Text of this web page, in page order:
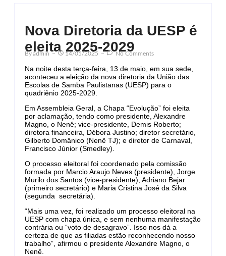
Nova Diretoria da UESP é
eleita 2025-2029
ByAdmin 14/05/2025 No Comments
Na noite desta terça-feira, 13 de maio, em sua sede,
aconteceu a eleição da nova diretoria da União das
Escolas de Samba Paulistanas (UESP) para o
quadriênio 2025-2029.
Em Assembleia Geral, a Chapa “Evolução” foi eleita
por aclamação, tendo como presidente, Alexandre
Magno, o Nenê; vice-presidente, Demis Roberto;
diretora financeira, Débora Justino; diretor secretário,
Gilberto Domânico (Nenê TJ); e diretor de Carnaval,
Francisco Júnior (Smedley).
O processo eleitoral foi coordenado pela comissão
formada por Marcio Araujo Neves (presidente), Jorge
Murilo dos Santos (vice-presidente), Adriano Bejar
(primeiro secretário) e Maria Cristina José da Silva
(segunda secretária).
“Mais uma vez, foi realizado um processo eleitoral na
UESP com chapa única, e sem nenhuma manifestação
contrária ou “voto de desagravo”. Isso nos dá a
certeza de que as filiadas estão reconhecendo nosso
trabalho”, afirmou o presidente Alexandre Magno, o
Nenê.